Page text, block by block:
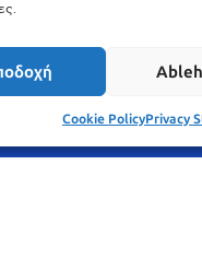
Cookie PolicyPrivacy